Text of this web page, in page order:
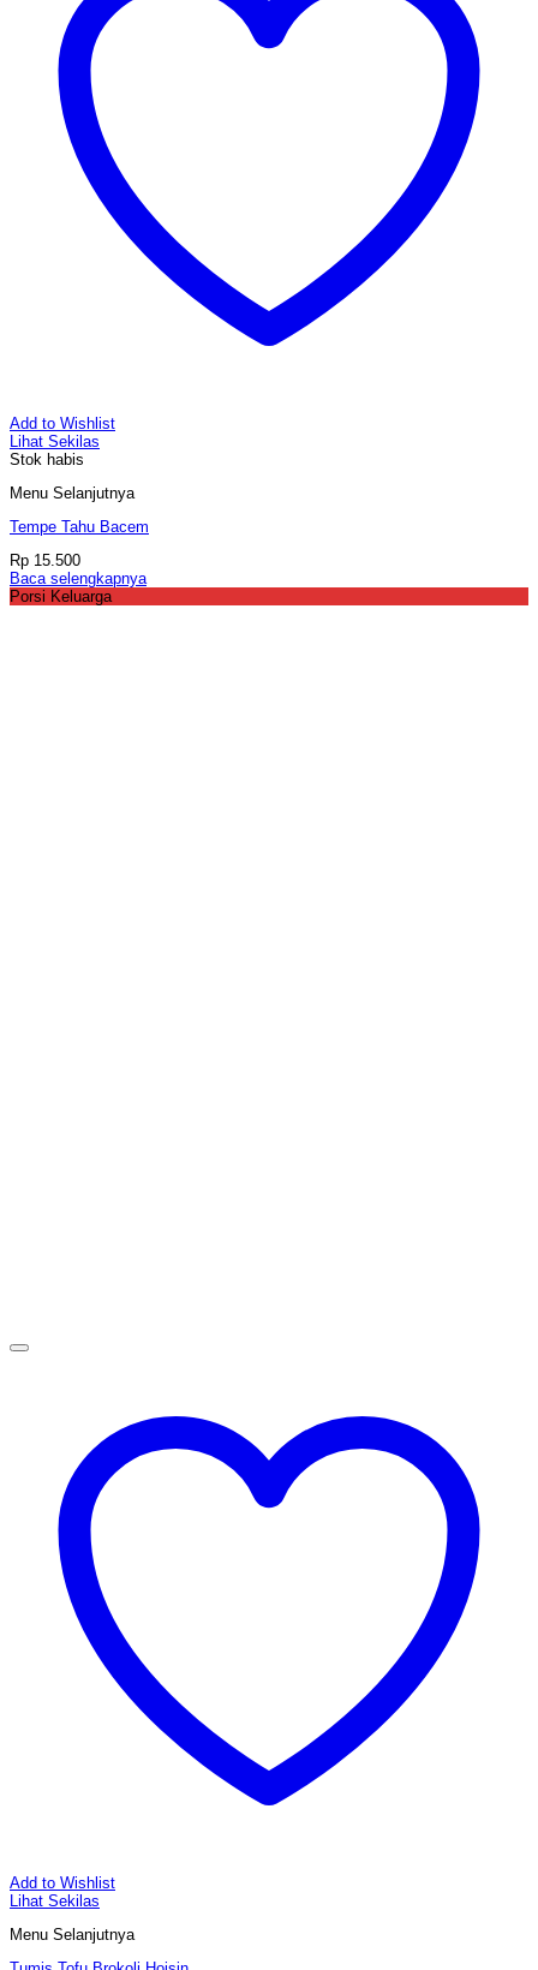
Add to Wishlist
Lihat Sekilas
Stok habis
Menu Selanjutnya
Tempe Tahu Bacem
Rp 15.500
Baca selengkapnya
Porsi Keluarga
Add to Wishlist
Lihat Sekilas
Menu Selanjutnya